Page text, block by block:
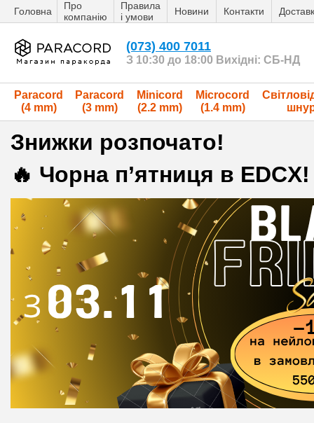
Головна
Про
компанію
Правила
і умови
Новини Контакти
(073) 400 7011
З 10:30 до 18:00 Вихідні: СБ-НД
Paracord
(4 mm)
Paracord
(3 mm)
Minicord
(2.2 mm)
Microcord
(1.4 mm)
Знижки розпочато!
🔥 Чорна п’ятниця в